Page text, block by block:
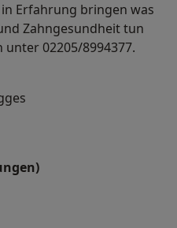
Erfahrung bringen was
Zahngesundheit tun
unter 02205/8994377.